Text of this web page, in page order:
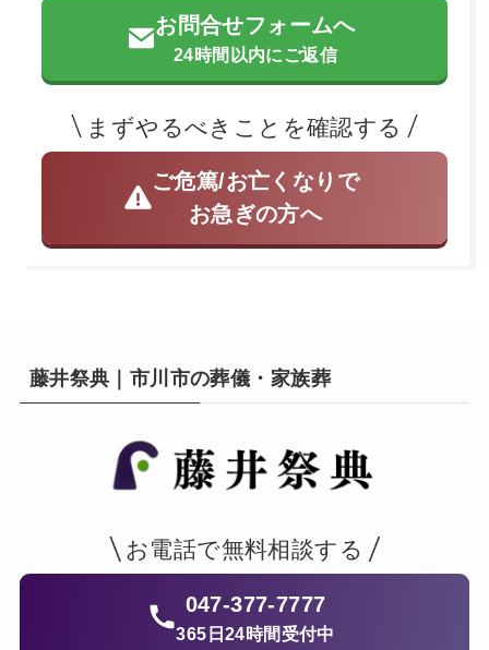
お問合せフォームへ
24時間以内にご返信
まずやるべきことを確認する
ご危篤/お亡くなりで
お急ぎの方へ
藤井祭典｜市川市の葬儀・家族葬
お電話で無料相談する
047-377-7777
365日24時間受付中